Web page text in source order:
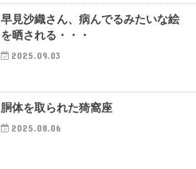
早見沙織さん、病んでるみたいな絵
を晒される・・・
2025.09.03
胴体を取られた猗窩座
2025.08.06